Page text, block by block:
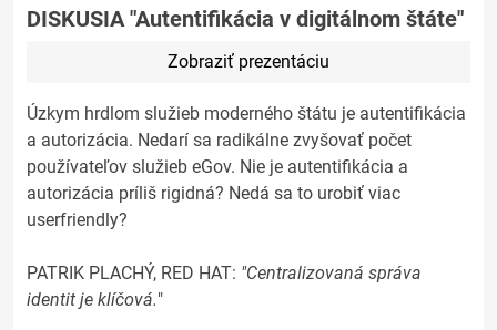
DISKUSIA "Autentifikácia v digitálnom štáte"
Zobraziť prezentáciu
Úzkym hrdlom služieb moderného štátu je autentifikácia
a autorizácia. Nedarí sa radikálne zvyšovať počet
používateľov služieb eGov. Nie je autentifikácia a
autorizácia príliš rigidná? Nedá sa to urobiť viac
userfriendly?
PATRIK PLACHÝ, RED HAT: "Centralizovaná správa
identit je klíčová."